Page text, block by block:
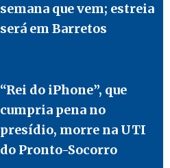
semana que vem; estreia
será em Barretos
“Rei do iPhone”, que
cumpria pena no
presídio, morre na UTI
do Pronto-Socorro